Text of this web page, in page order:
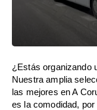
¿Estás organizando
Nuestra amplia
las mejores en A
es la comodidad,